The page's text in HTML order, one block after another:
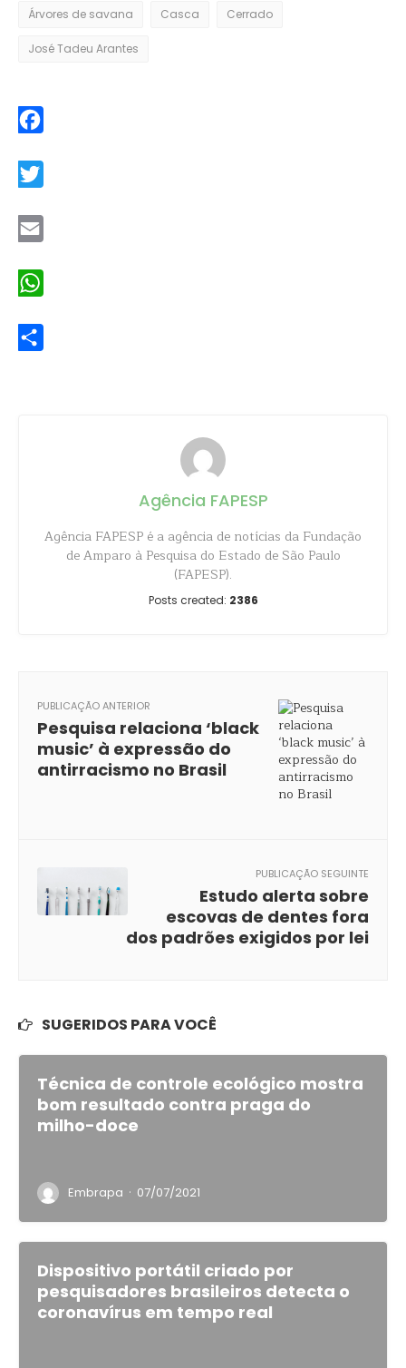
Árvores de savana Casca Cerrado
José Tadeu Arantes
Agência FAPESP
Agência FAPESP é a agência de notícias da Fundação
de Amparo à Pesquisa do Estado de São Paulo
(FAPESP).
Posts created: 2386
PUBLICAÇÃO ANTERIOR
Pesquisa relaciona ‘black
music’ à expressão do
antirracismo no Brasil
PUBLICAÇÃO SEGUINTE
Estudo alerta sobre
escovas de dentes fora
dos padrões exigidos por lei
SUGERIDOS PARA VOCÊ
Técnica de controle ecológico mostra
bom resultado contra praga do
milho-doce
Embrapa · 07/07/2021
Dispositivo portátil criado por
pesquisadores brasileiros detecta o
coronavírus em tempo real